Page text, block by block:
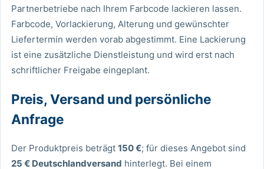
Partnerbetriebe nach Ihrem Farbcode lackieren lassen.
Farbcode, Vorlackierung, Alterung und gewünschter
Liefertermin werden vorab abgestimmt. Eine Lackierung
ist eine zusätzliche Dienstleistung und wird erst nach
schriftlicher Freigabe eingeplant.
Preis, Versand und persönliche
Anfrage
Der Produktpreis beträgt 150 €; für dieses Angebot sind
25 € Deutschlandversand hinterlegt. Bei einem